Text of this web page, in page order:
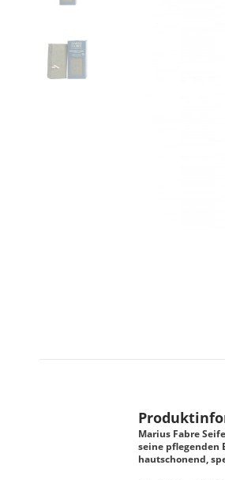
Marius Fabre
seine pflegenden
hautschonend,